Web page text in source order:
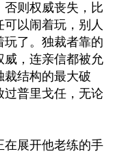
则权威丧失，比
以闹着玩，别人
了。独裁者靠的
威，连亲信都被允
裁结构的最大破
过普里戈任，无论
在展开他老练的手